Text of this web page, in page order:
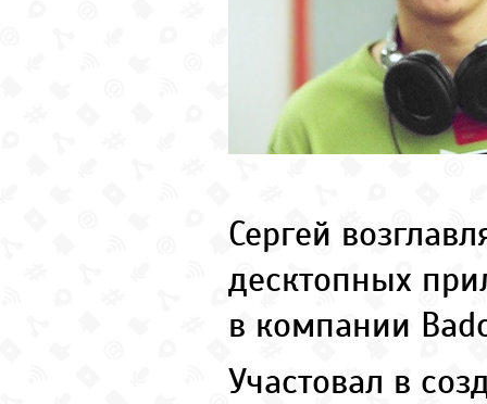
Сергей
десктопных
в компании
Участовал в